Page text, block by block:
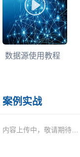
数据源使用教程
案例实战
内容上传中，敬请期待…